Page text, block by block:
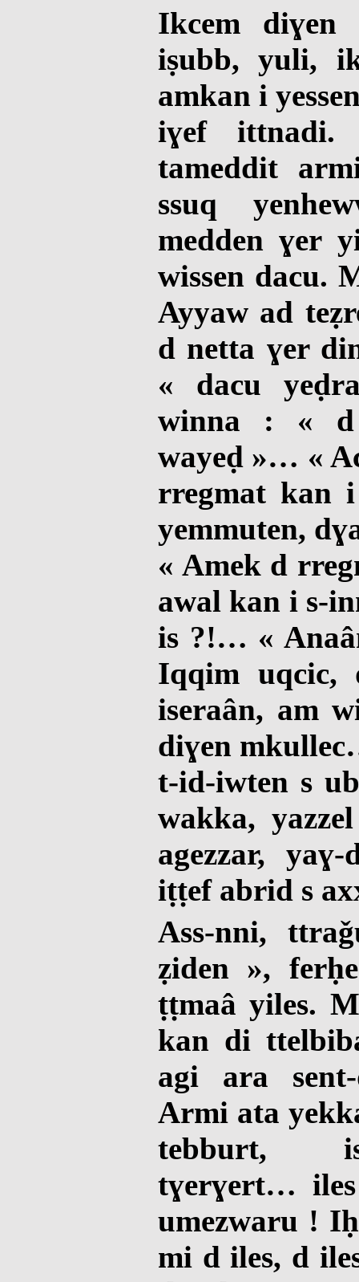
Ikcem diɣen
iṣubb, yuli,
amkan i
iɣef
tameddit
ssuq
medden ɣer
wissen dacu.
Ayyaw ad
d netta ɣer
« dacu
winna : « d
wayeḍ »… «
rregmat kan
yemmuten,
« Amek d
awal kan i s-
is ?!… «
Iqqim uqcic,
iseraân, am
diɣen
t-id-iwten s
wakka,
agezzar,
iṭṭef abrid s
Ass-nni,
ẓiden »,
ṭṭmaâ yiles.
kan di
agi ara
Armi ata
tebburt,
tɣerɣert…
umezwaru !
mi d iles, d